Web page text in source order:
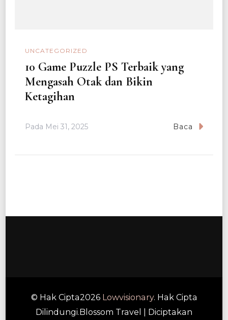
UNCATEGORIZED
10 Game Puzzle PS Terbaik yang
Mengasah Otak dan Bikin
Ketagihan
Pada Mei 31, 2025 Baca
© Hak Cipta2026 Lowvisionary. Hak Cipta
Dilindungi.Blossom Travel | Diciptakan